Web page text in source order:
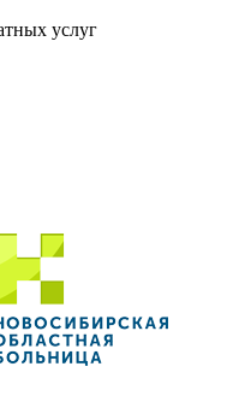
услуг